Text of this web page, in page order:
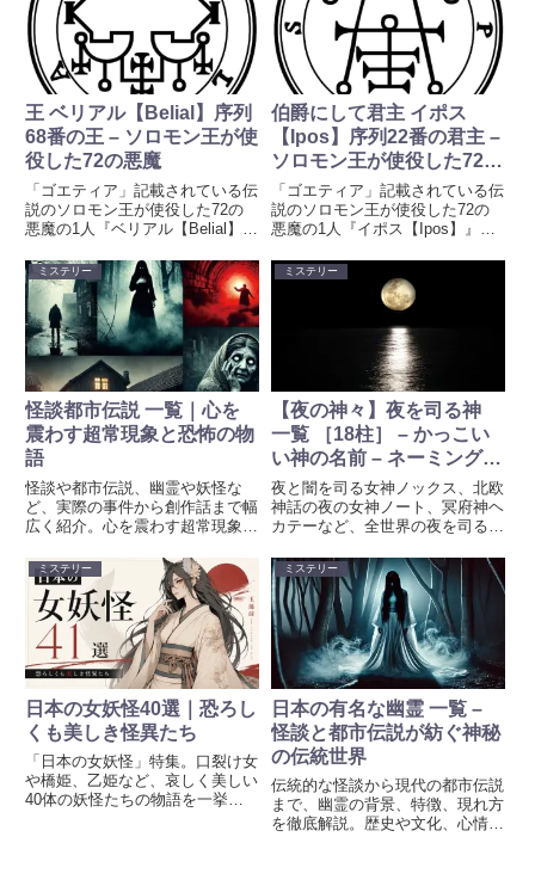
王 ベリアル【Belial】序列
68番の王 – ソロモン王が使
役した72の悪魔
「ゴエティア」記載されている伝
説のソロモン王が使役した72の
悪魔の1人『ベリアル【Belial】』
級）、姿、能力、軍団について紹
介しています。創作、キャラクタ
ー、オンラインゲームの名前な
ど、ネーミングのアイデアとして
もご活用ください。「ゴエティ
ア」は、17世紀から伝わる作者
不明のグリモワール（魔術書）
『レメゲトン』の第一書の表題で
あり、ソロモン王が使役したとさ
れる139人の悪魔を呼び出して
様々な願望をかなえる手順を記し
たものです。
伯爵にして君主 イポス
【Ipos】序列22番の君主 –
ソロモン王が使役した72の
悪魔
「ゴエティア」記載されている伝
説のソロモン王が使役した72の
悪魔の1人『イポス【Ipos】』の
級）、姿、能力、軍団について紹
介しています。創作、キャラクタ
ー、オンラインゲームの名前な
ど、ネーミングのアイデアとして
もご活用ください。「ゴエティ
ア」は、17世紀から伝わる作者
不明のグリモワール（魔術書）
『レメゲトン』の第一書の表題で
あり、ソロモン王が使役したとさ
れる93人の悪魔を呼び出して
様々な願望をかなえる手順を記し
たものです。
ミステリー
怪談都市伝説 一覧｜心を
震わす超常現象と恐怖の物
語
怪談や都市伝説、幽霊や妖怪な
ど、実際の事件から創作話まで幅
広く紹介。心を震わす超常現象の
怖と魅惑が交錯する不思議な世界
を体感してください。
ミステリー
【夜の神々】夜を司る神
一覧 ［18柱］ – かっこい
い神の名前 – ネーミングア
イデア
夜と闇を司る女神ノックス、北欧
神話の夜の女神ノート、冥府神ヘ
カテーなど、全世界の夜を司る
クター、オンラインゲームの名前
など、ネーミングのアイデアとし
てもご活用ください。
ミステリー
日本の女妖怪40選｜恐ろし
くも美しき怪異たち
「日本の女妖怪」特集。口裂け女
や橋姫、乙姫など、哀しく美しい
40体の妖怪たちの物語を一挙紹
ミステリー
日本の有名な幽霊 一覧 –
怪談と都市伝説が紡ぐ神秘
の伝統世界
伝統的な怪談から現代の都市伝説
まで、幽霊の背景、特徴、現れ方
を徹底解説。歴史や文化、心情に